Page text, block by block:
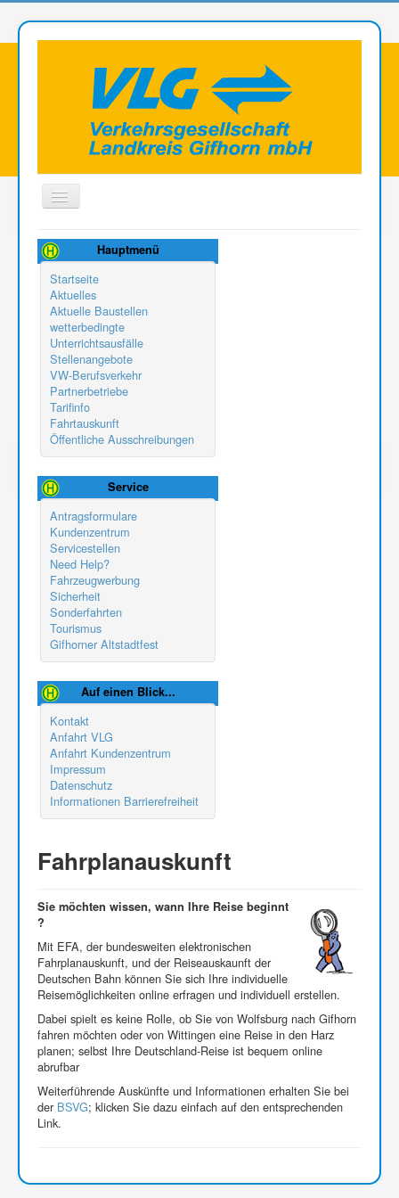
Toggle
Navigation
Aktuelle Seite: Fahrtauskunft
Hauptmenü
Startseite
Aktuelles
Aktuelle Baustellen
wetterbedingte
Unterrichtsausfälle
Stellenangebote
VW-Berufsverkehr
Partnerbetriebe
Tarifinfo
Fahrtauskunft
Öffentliche Ausschreibungen
Service
Antragsformulare
Kundenzentrum
Servicestellen
Need Help?
Fahrzeugwerbung
Sicherheit
Sonderfahrten
Tourismus
Gifhorner Altstadtfest
Auf einen Blick...
Kontakt
Anfahrt VLG
Anfahrt Kundenzentrum
Impressum
Datenschutz
Informationen Barrierefreiheit
Fahrplanauskunft
Sie möchten wissen, wann Ihre Reise beginnt
?
Mit EFA, der bundesweiten elektronischen
Fahrplanauskunft, und der Reiseauskaunft der
Deutschen Bahn können Sie sich Ihre individuelle
Reisemöglichkeiten online erfragen und individuell erstellen.
Dabei spielt es keine Rolle, ob Sie von Wolfsburg nach Gifhorn
fahren möchten oder von Wittingen eine Reise in den Harz
planen; selbst Ihre Deutschland-Reise ist bequem online
abrufbar
Weiterführende Auskünfte und Informationen erhalten Sie bei
der BSVG; klicken Sie dazu einfach auf den entsprechenden
Link.